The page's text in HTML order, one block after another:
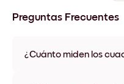
Preguntas Frecuentes
¿Cuánto miden los